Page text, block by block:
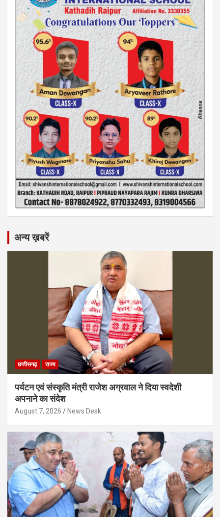
अन्य ख़बरें
छत्तीसगढ़ राज्य
पर्यटन एवं संस्कृति मंत्री राजेश अग्रवाल ने दिया स्वदेशी
अपनाने का संदेश
August 7, 2026 News Desk